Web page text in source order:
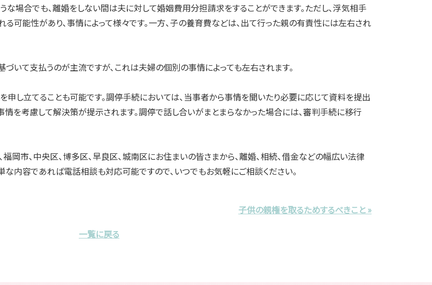
な場合でも、離婚をしない間は夫に対して婚姻費用分担請求をすることができます。ただし、浮気相手
る可能性があり、事情によって様々です。一方、子の養育費などは、出て行った親の有責性には左右され
いて支払うのが主流ですが、これは夫婦の個別の事情によっても左右されます。
申し立てることも可能です。調停手続においては、当事者から事情を聞いたり必要に応じて資料を提出
情を考慮して解決策が提示されます。調停で話し合いがまとまらなかった場合には、審判手続に移行
市、中央区、博多区、早良区、城南区にお住まいの皆さまから、離婚、相続、借金などの幅広い法律
な内容であれば電話相談も対応可能ですので、いつでもお気軽にご相談ください。
子供の親権を取るためするべきこと »
一覧に戻る